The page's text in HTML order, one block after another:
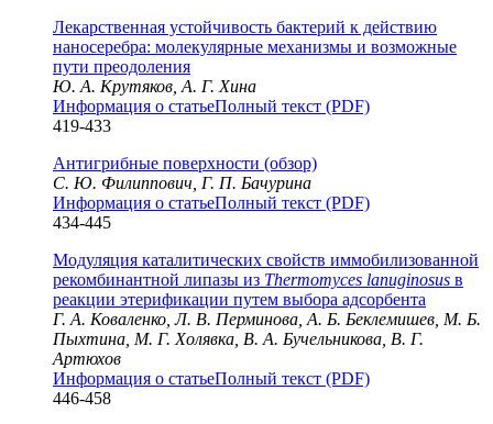
Лекарственная устойчивость бактерий к действию
наносеребра: молекулярные механизмы и возможные
пути преодоления
Ю. А. Крутяков, А. Г. Хина
Информация о статьеПолный текст (PDF)
419-433
Антигрибные поверхности (обзор)
С. Ю. Филиппович, Г. П. Бачурина
Информация о статьеПолный текст (PDF)
434-445
Модуляция каталитических свойств иммобилизованной
рекомбинантной липазы из Тhermomyces lanuginosus в
реакции этерификации путем выбора адсорбента
Г. А. Коваленко, Л. В. Перминова, А. Б. Беклемишев, М. Б.
Пыхтина, М. Г. Холявка, В. А. Бучельникова, В. Г.
Артюхов
Информация о статьеПолный текст (PDF)
446-458